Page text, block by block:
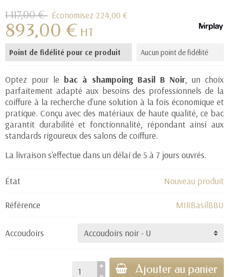
1 117,00 € Économisez 224,00 €
893,00 € HT
Point de fidélité pour ce produit Aucun point de fidélité
Optez pour le bac à shampoing Basil B Noir, un choix
parfaitement adapté aux besoins des professionnels de la
coiffure à la recherche d'une solution à la fois économique et
pratique. Conçu avec des matériaux de haute qualité, ce bac
garantit durabilité et fonctionnalité, répondant ainsi aux
standards rigoureux des salons de coiffure.
La livraison s'effectue dans un délai de 5 à 7 jours ouvrés.
État Nouveau produit
Référence MIRBasilBBU
Accoudoirs
Ajouter au panier